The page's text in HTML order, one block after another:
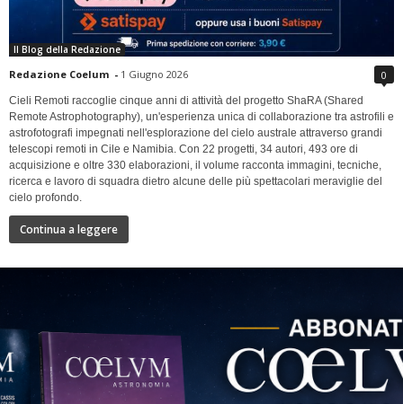
Il Blog della Redazione
Redazione Coelum - 1 Giugno 2026 0
Cieli Remoti raccoglie cinque anni di attività del progetto ShaRA (Shared
Remote Astrophotography), un'esperienza unica di collaborazione tra astrofili e
astrofotografi impegnati nell'esplorazione del cielo australe attraverso grandi
telescopi remoti in Cile e Namibia. Con 22 progetti, 34 autori, 493 ore di
acquisizione e oltre 330 elaborazioni, il volume racconta immagini, tecniche,
ricerca e lavoro di squadra dietro alcune delle più spettacolari meraviglie del
cielo profondo.
Continua a leggere